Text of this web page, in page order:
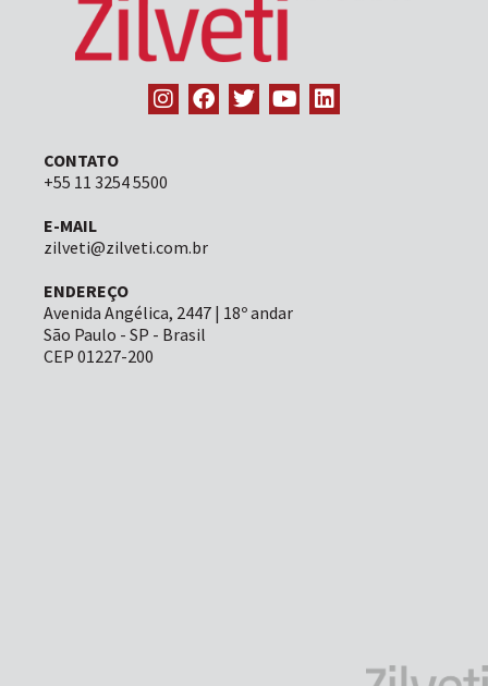
CONTATO
+55 11 3254 5500
E-MAIL
zilveti@zilveti.com.br
ENDEREÇO
Avenida Angélica, 2447 | 18º andar
São Paulo - SP - Brasil
CEP 01227-200